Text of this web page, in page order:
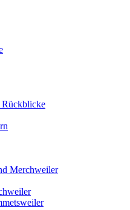
Merchweiler